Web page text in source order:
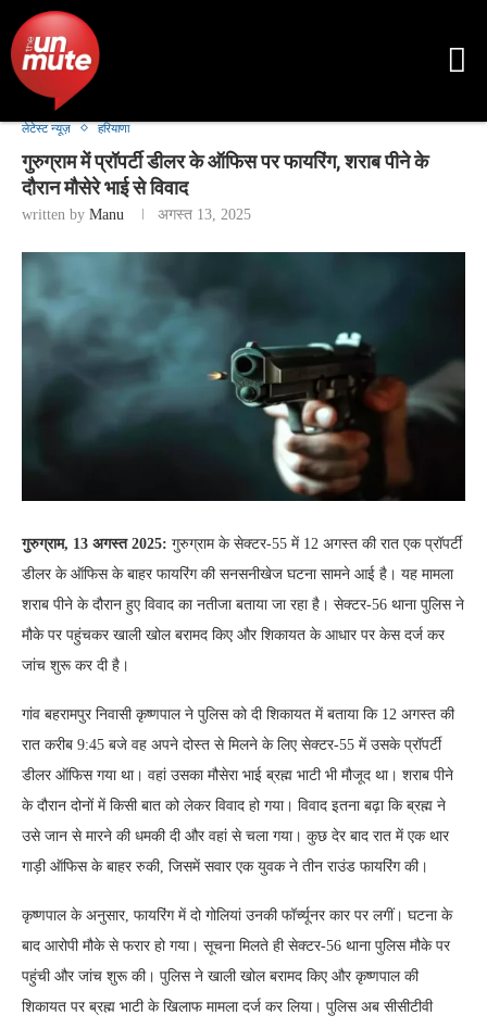
लेटेस्ट न्यूज़ हरियाणा
गुरुग्राम में प्रॉपर्टी डीलर के ऑफिस पर फायरिंग, शराब पीने के
दौरान मौसेरे भाई से विवाद
written by Manu अगस्त 13, 2025
गुरुग्राम, 13 अगस्त 2025: गुरुग्राम के सेक्टर-55 में 12 अगस्त की रात एक प्रॉपर्टी
डीलर के ऑफिस के बाहर फायरिंग की सनसनीखेज घटना सामने आई है। यह मामला
शराब पीने के दौरान हुए विवाद का नतीजा बताया जा रहा है। सेक्टर-56 थाना पुलिस ने
मौके पर पहुंचकर खाली खोल बरामद किए और शिकायत के आधार पर केस दर्ज कर
जांच शुरू कर दी है।
गांव बहरामपुर निवासी कृष्णपाल ने पुलिस को दी शिकायत में बताया कि 12 अगस्त की
रात करीब 9:45 बजे वह अपने दोस्त से मिलने के लिए सेक्टर-55 में उसके प्रॉपर्टी
डीलर ऑफिस गया था। वहां उसका मौसेरा भाई ब्रह्म भाटी भी मौजूद था। शराब पीने
के दौरान दोनों में किसी बात को लेकर विवाद हो गया। विवाद इतना बढ़ा कि ब्रह्म ने
उसे जान से मारने की धमकी दी और वहां से चला गया। कुछ देर बाद रात में एक थार
गाड़ी ऑफिस के बाहर रुकी, जिसमें सवार एक युवक ने तीन राउंड फायरिंग की।
कृष्णपाल के अनुसार, फायरिंग में दो गोलियां उनकी फॉर्च्यूनर कार पर लगीं। घटना के
बाद आरोपी मौके से फरार हो गया। सूचना मिलते ही सेक्टर-56 थाना पुलिस मौके पर
पहुंची और जांच शुरू की। पुलिस ने खाली खोल बरामद किए और कृष्णपाल की
शिकायत पर ब्रह्म भाटी के खिलाफ मामला दर्ज कर लिया। पुलिस अब सीसीटीवी